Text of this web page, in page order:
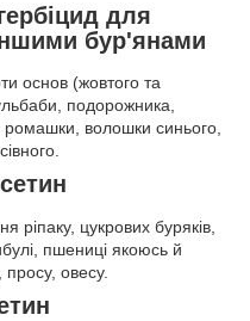
для
бур'янами
основ (жовтого та
подорожника,
ромашки, волошки синього,
ріпаку, цукрових буряків,
пшениці якоюсь й
овесу.